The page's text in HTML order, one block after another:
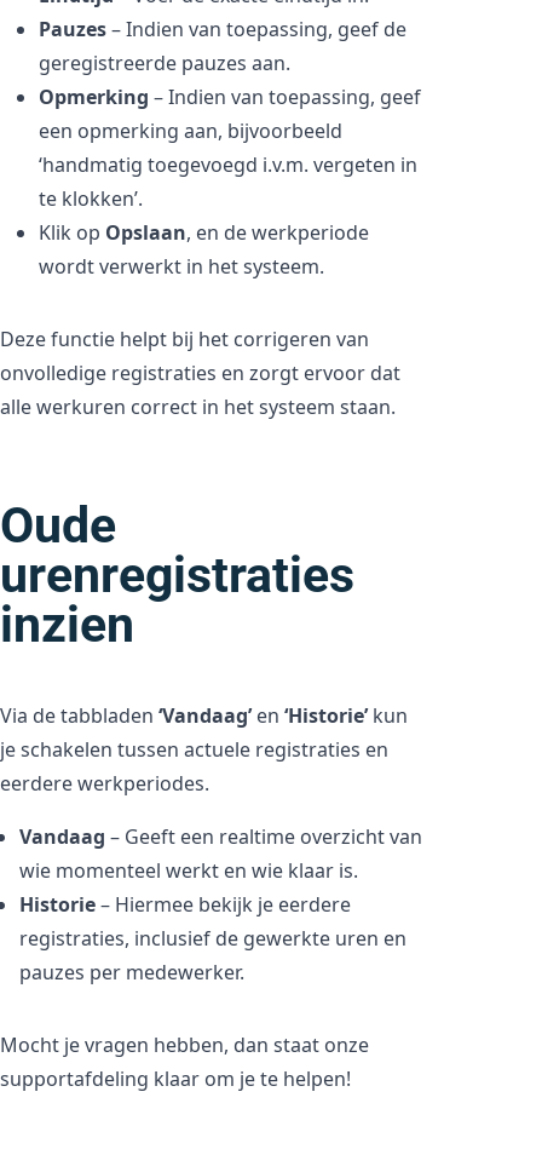
Pauzes– Indien van toepassing, geef de
geregistreerde pauzes aan.
Opmerking – Indien van toepassing, geef
een opmerking aan, bijvoorbeeld
‘handmatig toegevoegd i.v.m. vergeten in
te klokken’.
Klik op Opslaan, en de werkperiode
wordt verwerkt in het systeem.
Deze functie helpt bij het corrigeren van
onvolledige registraties en zorgt ervoor dat
alle werkuren correct in het systeem staan.
Oude
urenregistraties
inzien
Via de tabbladen ‘Vandaag’en ‘Historie’kun
je schakelen tussen actuele registraties en
eerdere werkperiodes.
Vandaag – Geeft een realtime overzicht van
wie momenteel werkt en wie klaar is.
Historie– Hiermee bekijk je eerdere
registraties, inclusief de gewerkte uren en
pauzes per medewerker.
Mocht je vragen hebben, dan staat onze
supportafdeling klaar om je te helpen!